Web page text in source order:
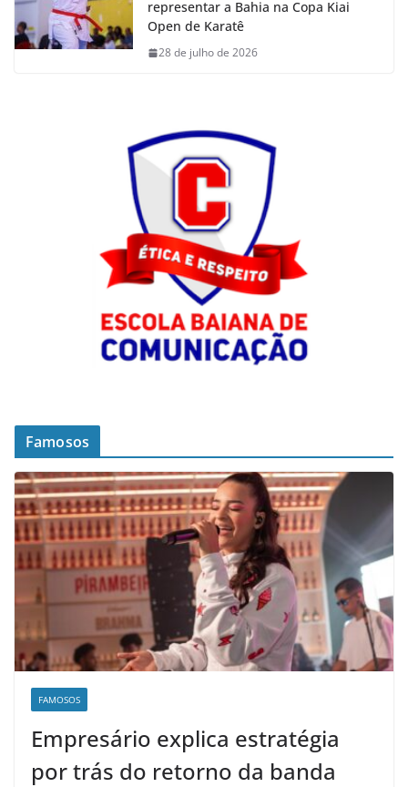
representar a Bahia na Copa Kiai
Open de Karatê
28 de julho de 2026
Famosos
FAMOSOS
Empresário explica estratégia
por trás do retorno da banda